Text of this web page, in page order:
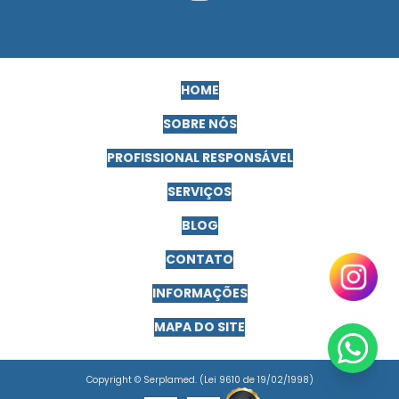
Exames complementares pcmso
Exames pcmso para trabalho em altura
Exames periódicos para funcionarios
Exames periódicos pcmso
Exames de retorno ao trabalho clt
Gerenciamento de riscos ocupacionais
Gerenciamento de riscos em segurança do trabalho
Higiene ocupacional e doenças ocupacionais
Higiene ocupacional e ergonomia
HOME
SOBRE NÓS
PROFISSIONAL RESPONSÁVEL
SERVIÇOS
BLOG
CONTATO
INFORMAÇÕES
MAPA DO SITE
Copyright © Serplamed. (Lei 9610 de 19/02/1998)